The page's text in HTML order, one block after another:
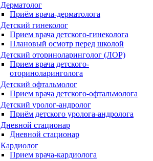
Дерматолог
Приём врача-дерматолога
Детский гинеколог
Прием врача детского-гинеколога
Плановый осмотр перед школой
Детский оториноларинголог (ЛОР)
Прием врача детского-
оториноларинголога
Детский офтальмолог
Прием врача детского-офтальмолога
Детский уролог-андролог
Приём детского уролога-андролога
Дневной стационар
Дневной стационар
Кардиолог
Прием врача-кардиолога